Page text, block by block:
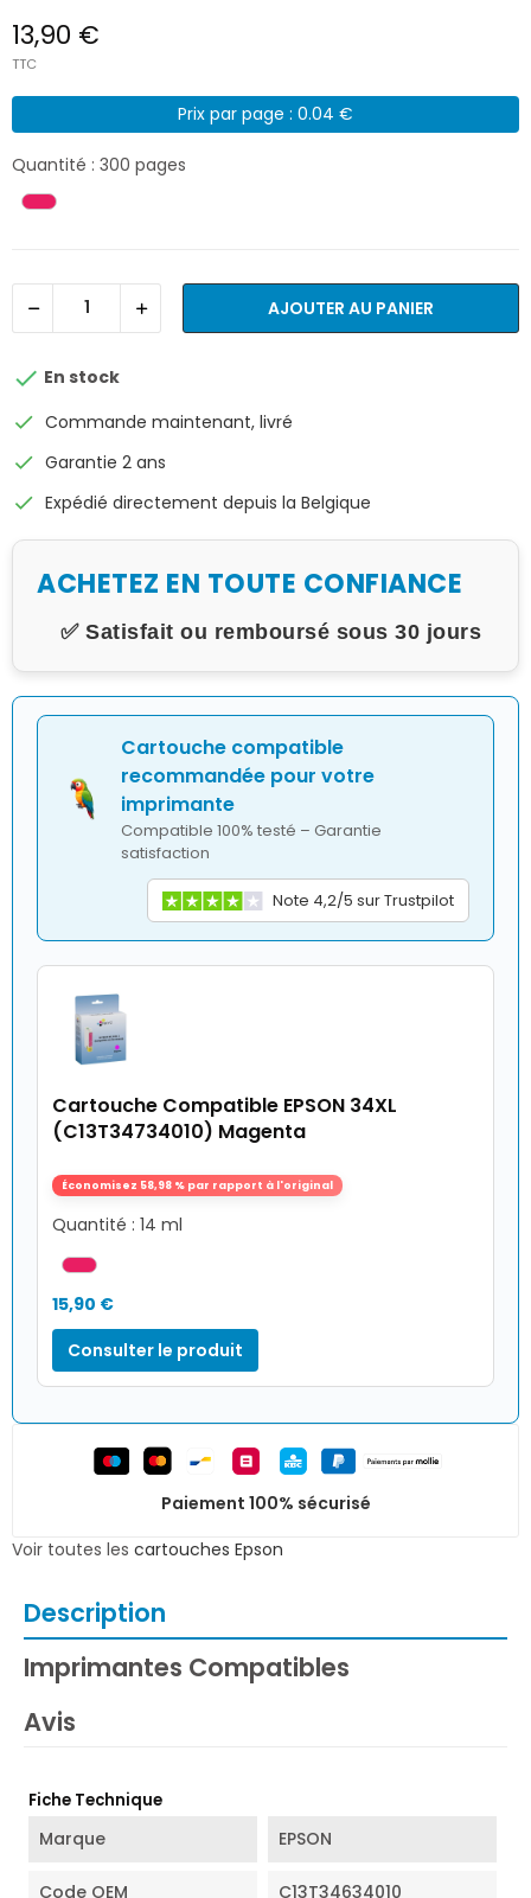
13,90 €
TTC
Prix par page : 0.04 €
Quantité : 300 pages
AJOUTER AU PANIER
 En stock
check Commande maintenant, livré
check Garantie 2 ans
check Expédié directement depuis la Belgique
ACHETEZ EN TOUTE CONFIANCE
✅ Satisfait ou remboursé sous 30 jours
Cartouche compatible
recommandée pour votre
imprimante
Compatible 100% testé – Garantie
satisfaction
Note 4,2/5 sur Trustpilot
Cartouche Compatible EPSON 34XL
(C13T34734010) Magenta
Économisez 58,98 % par rapport à l'original
Quantité : 14 ml
15,90 €
Consulter le produit
Paiement 100% sécurisé
Voir toutes les cartouches Epson
Description
Imprimantes Compatibles
Avis
Fiche Technique
Marque EPSON
Code OEM C13T34634010